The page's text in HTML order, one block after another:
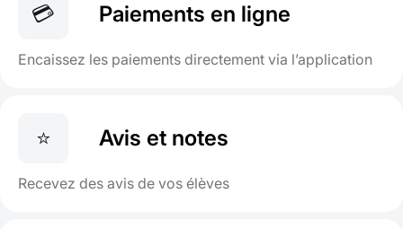
💳 Paiements en ligne
Encaissez les paiements directement via l’application
⭐ Avis et notes
Recevez des avis de vos élèves